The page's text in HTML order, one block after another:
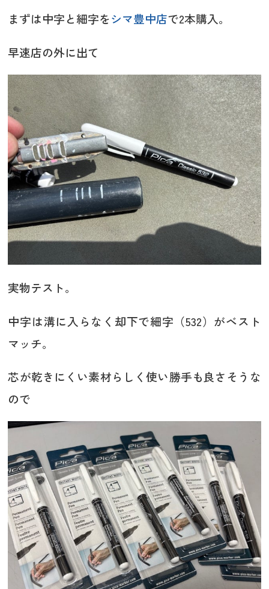
まずは中字と細字をシマ豊中店で2本購入。
早速店の外に出て
実物テスト。
中字は溝に入らなく却下で細字（532）がベスト
マッチ。
芯が乾きにくい素材らしく使い勝手も良さそうな
ので